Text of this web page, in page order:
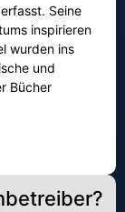
Seine
inspirieren
wurden ins
und
Bücher